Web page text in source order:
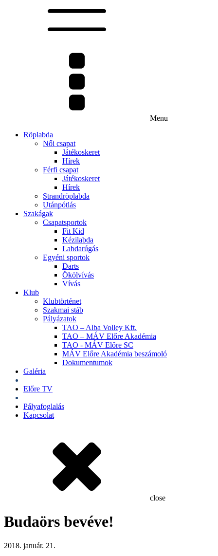
Menu
Röplabda
Női csapat
Játékoskeret
Hírek
Férfi csapat
Játékoskeret
Hírek
Strandröplabda
Utánpótlás
Szakágak
Csapatsportok
Fit Kid
Kézilabda
Labdarúgás
Egyéni sportok
Darts
Ökölvívás
Vívás
Klub
Klubtörténet
Szakmai stáb
Pályázatok
TAO – Alba Volley Kft.
TAO – MÁV Előre Akadémia
TAO - MÁV Előre SC
MÁV Előre Akadémia beszámoló
Dokumentumok
Galéria
Előre TV
Pályafoglalás
Kapcsolat
close
Budaörs bevéve!
2018. január. 21.